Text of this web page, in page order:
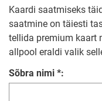
Kaardi saatmiseks
saatmine on täiesti
tellida premium kaart
allpool eraldi valik
Sõbra nimi *: